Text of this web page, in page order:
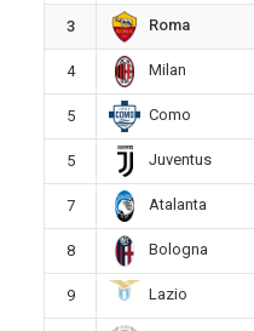
3 Roma
4 Milan
5 Como
5 Juventus
7 Atalanta
8 Bologna
9 Lazio